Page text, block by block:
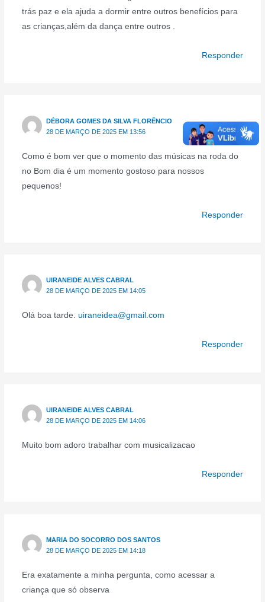
trás paz e ela ajuda a dormir entre outros benefícios para
as crianças,além da dança entre outros .
Responder
DÉBORA GOMES DA SILVA FLORÊNCIO
28 DE MARÇO DE 2025 EM 13:56
Como é bom ver que o momento das músicas na roda do
no Bom dia é um momento gostoso para nossos
pequenos!
Responder
UIRANEIDE ALVES CABRAL
28 DE MARÇO DE 2025 EM 14:05
Olá boa tarde. uiraneidea@gmail.com
Responder
UIRANEIDE ALVES CABRAL
28 DE MARÇO DE 2025 EM 14:06
Muito bom adoro trabalhar com musicalizacao
Responder
MARIA DO SOCORRO DOS SANTOS
28 DE MARÇO DE 2025 EM 14:18
Era exatamente a minha pergunta, como acessar a
criança que só observa